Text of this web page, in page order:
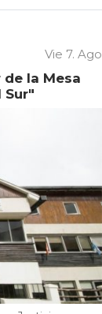
Vie 7. Ago
la Mesa
Sur"